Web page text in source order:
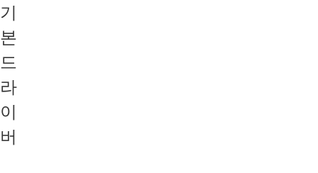
기
본
드
라
이
버